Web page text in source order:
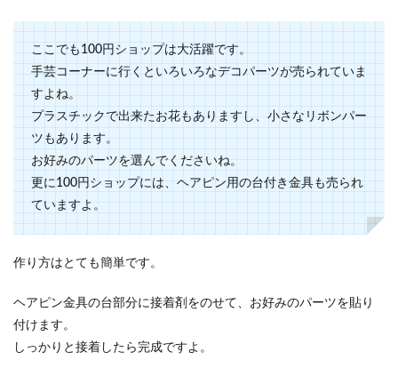
ここでも100円ショップは大活躍です。
手芸コーナーに行くといろいろなデコパーツが売られていま
すよね。
プラスチックで出来たお花もありますし、小さなリボンパー
ツもあります。
お好みのパーツを選んでくださいね。
更に100円ショップには、ヘアピン用の台付き金具も売られ
ていますよ。
作り方はとても簡単です。
ヘアピン金具の台部分に接着剤をのせて、お好みのパーツを貼り
付けます。
しっかりと接着したら完成ですよ。